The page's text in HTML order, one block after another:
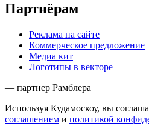
Партнёрам
Реклама на сайте
Коммерческое предложение
Медиа кит
Логотипы в векторе
— партнер Рамблера
Используя Кудамоскоу, вы
соглашением и политикой